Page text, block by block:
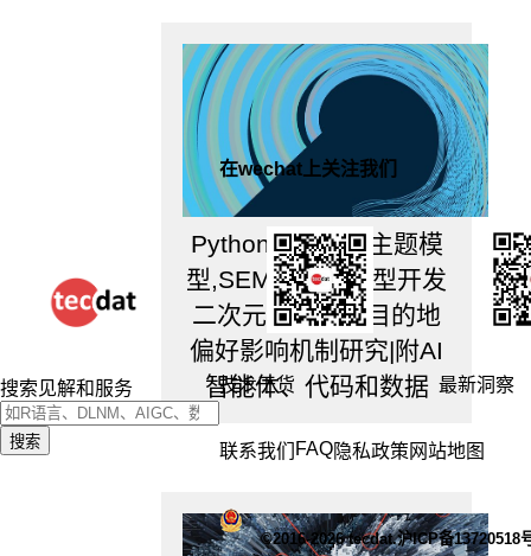
Python定制LDA主题模
型,SEM与聚类模型开发
二次元文旅旅游目的地
偏好影响机制研究|附AI
智能体、代码和数据
搜索见解和服务
搜索
在wechat上关注我们
技术干货 最新洞察
联系我们 FAQ隐私政策 网站地图
©2016-2026 tecdat.沪ICP备13720518